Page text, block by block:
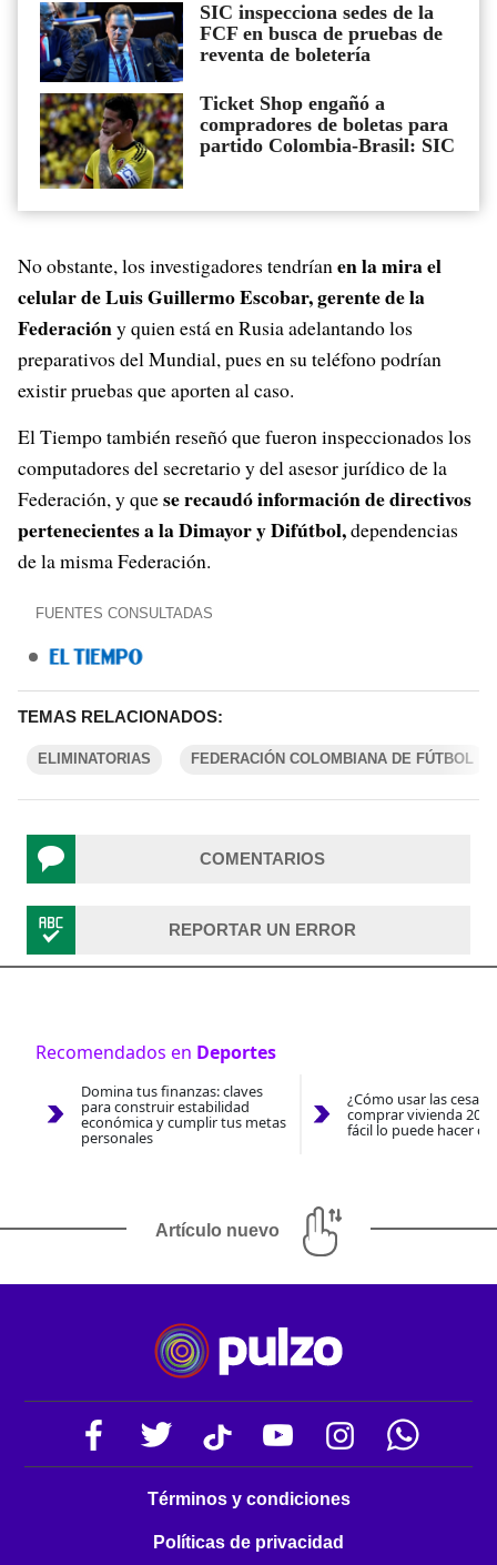
SIC inspecciona sedes de la
FCF en busca de pruebas de
reventa de boletería
Ticket Shop engañó a
compradores de boletas para
partido Colombia-Brasil: SIC
No obstante, los investigadores tendrían en la mira el
celular de Luis Guillermo Escobar, gerente de la
Federacióny quien está en Rusia adelantando los
preparativos del Mundial, pues en su teléfono podrían
existir pruebas que aporten al caso.
El Tiempo también reseñó que fueron inspeccionados los
computadores del secretario y del asesor jurídico de la
Federación, y quese recaudó información de directivos
pertenecientes a la Dimayor y Difútbol,dependencias
de la misma Federación.
FUENTES CONSULTADAS
TEMAS RELACIONADOS:
ELIMINATORIAS FEDERACIÓN COLOMBIANA DE FÚTBOL
COMENTARIOS
REPORTAR UN ERROR
Recomendados en Deportes
Domina tus finanzas: claves
para construir estabilidad
económica y cumplir tus metas
personales
¿Cómo usar las
comprar vivienda
fácil lo puede hacer
Artículo nuevo
Términos y condiciones
Políticas de privacidad